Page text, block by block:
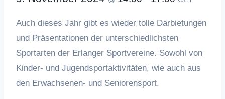
Auch dieses Jahr gibt es wieder tolle Darbietungen
und Präsentationen der unterschiedlichsten
Sportarten der Erlanger Sportvereine. Sowohl von
Kinder- und Jugendsportaktivitäten, wie auch aus
den Erwachsenen- und Seniorensport.